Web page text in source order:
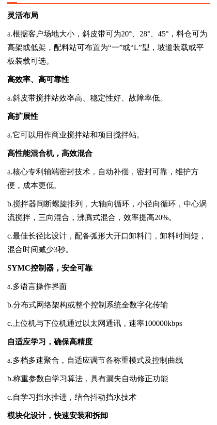
灵活布局
a.根据客户场地大小，斜皮带可为20° 28° 45° ，料仓可为
高架或低架，配料站可布置为“一”或“L”型，坡道装载或平
板装载可选。
高效率、高可靠性
a.斜皮带搅拌站效率高、稳定性好、故障率低。
高扩展性
a.它可以用作商业搅拌站和项目搅拌站。
高性能混合机，高效混合
a.核心专利轴端密封技术，自动补偿，密封可靠，维护方
便，成本更低。
b.搅拌器间断螺旋排列，大轴向循环，小径向循环，中心涡
流搅拌，三向混合，沸腾式混合，效率提高20%。
c.最佳长径比设计，配备弧形大开口卸料门，卸料时间短，
混合时间减少3秒。
SYMC控制器，安全可靠
a.多语言操作界面
b.分布式网络架构或整个控制系统全数字化传输
c. 上位机与下位机通过以太网通讯，速率100000kbps
自适应学习，确保高精度
a.多档多速聚合，自适应调节各称重模式及控制曲线
b.称重参数自学习算法，具有漏失自动修正功能
c.自学习挡水推进，结合抖动挡水技术
模块化设计，快速安装和拆卸